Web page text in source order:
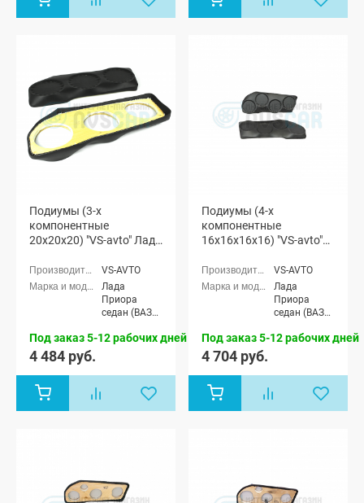
хэтчбек (ВАЗ
хэтчбек (ВАЗ
Подиумы (3-х
компонентные
20x20x20) "VS-avto" Лада
VS-AVTO
Лада
Приора
седан (ВАЗ
Приора
Лада
хэтчбек (ВАЗ
Под заказ 5-12 рабочих дней
4 484 руб.
Подиумы (4-х
компонентные
16x16x16x16) "VS-avto"
VS-AVTO
Лада
Приора
седан (ВАЗ
Приора
Лада
хэтчбек (ВАЗ
Под заказ 5-12 рабочих дней
4 704 руб.